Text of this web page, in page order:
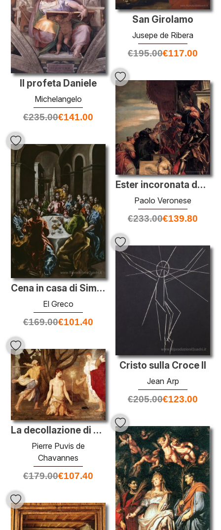
San Girolamo
Jusepe de Ribera
€195.00€117.00
Il profeta Daniele
Michelangelo
€235.00€141.00
Ester incoronata da Assuero
Paolo Veronese
€233.00€139.80
Cena in casa di Simone
El Greco
€169.00€101.40
Cristo sulla Croce II
Jean Arp
€205.00€123.00
La decollazione di San Giovanni Battista
Pierre Puvis de
Chavannes
€179.00€107.40